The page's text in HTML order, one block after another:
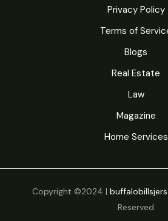
Privacy Policy
Terms of
Blogs
Real Estate
Law
Magazine
Home Services
Copyright ©2024 |
Reserved